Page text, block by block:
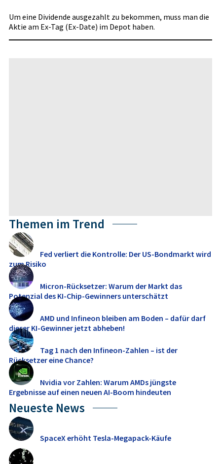
Um eine Dividende ausgezahlt zu bekommen, muss man die
Aktie am Ex-Tag (Ex-Date) im Depot haben.
Themen im Trend
Fed verliert die Kontrolle: Der US-Bondmarkt wird
zum Risiko
Micron-Rücksetzer: Warum der Markt das
Potenzial des KI-Chip-Gewinners unterschätzt
AMD und Infineon bleiben am Boden – dafür darf
dieser KI-Gewinner jetzt abheben!
Tag 1 nach den Infineon-Zahlen – ist der
Rücksetzer eine Chance?
Nvidia vor Zahlen: Warum AMDs jüngste
Ergebnisse auf einen neuen AI-Boom hindeuten
Neueste News
SpaceX erhöht Tesla-Megapack-Käufe